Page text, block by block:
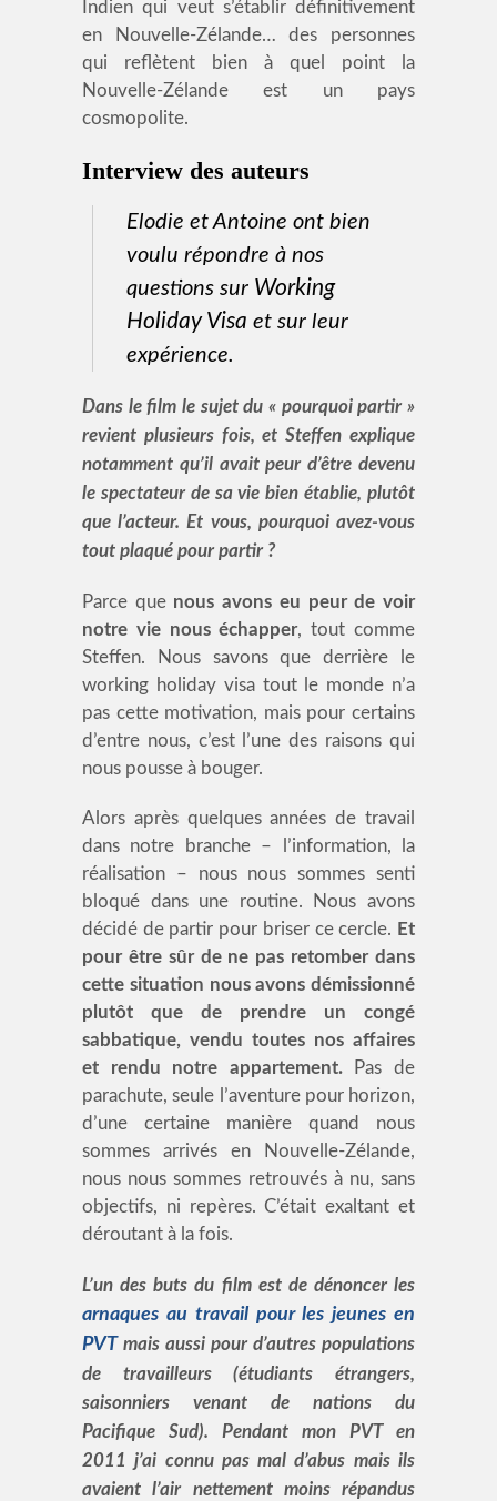
Indien qui veut s’établir définitivement
en Nouvelle-Zélande… des personnes
qui reflètent bien à quel point la
Nouvelle-Zélande est un pays
cosmopolite.
Interview des auteurs
Elodie et Antoine ont bien
voulu répondre à nos
questions sur Working
Holiday Visa et sur leur
expérience.
Dans le film le sujet du « pourquoi partir »
revient plusieurs fois, et Steffen explique
notamment qu’il avait peur d’être devenu
le spectateur de sa vie bien établie, plutôt
que l’acteur. Et vous, pourquoi avez-vous
tout plaqué pour partir ?
Parce que nous avons eu peur de voir
notre vie nous échapper, tout comme
Steffen. Nous savons que derrière le
working holiday visa tout le monde n’a
pas cette motivation, mais pour certains
d’entre nous, c’est l’une des raisons qui
nous pousse à bouger.
Alors après quelques années de travail
dans notre branche – l’information, la
réalisation – nous nous sommes senti
bloqué dans une routine. Nous avons
décidé de partir pour briser ce cercle. Et
pour être sûr de ne pas retomber dans
cette situation nous avons démissionné
plutôt que de prendre un congé
sabbatique, vendu toutes nos affaires
et rendu notre appartement.Pas de
parachute, seule l’aventure pour horizon,
d’une certaine manière quand nous
sommes arrivés en Nouvelle-Zélande,
nous nous sommes retrouvés à nu, sans
objectifs, ni repères. C’était exaltant et
déroutant à la fois.
L’un des buts du film est de dénoncer les
arnaques au travail pour les jeunes en
PVTmais aussi pour d’autres populations
de travailleurs (étudiants étrangers,
saisonniers venant de nations du
Pacifique Sud). Pendant mon PVT en
2011 j’ai connu pas mal d’abus mais ils
avaient l’air nettement moins répandus